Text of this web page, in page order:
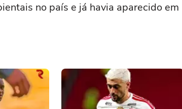
no país e já havia aparecido em